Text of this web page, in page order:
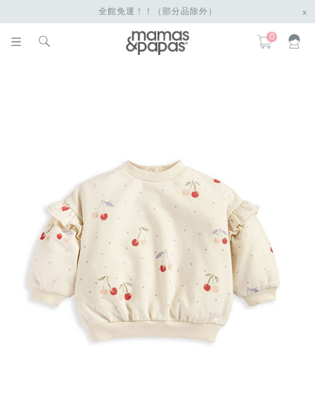
全館免運！！（部分品除外） x
0